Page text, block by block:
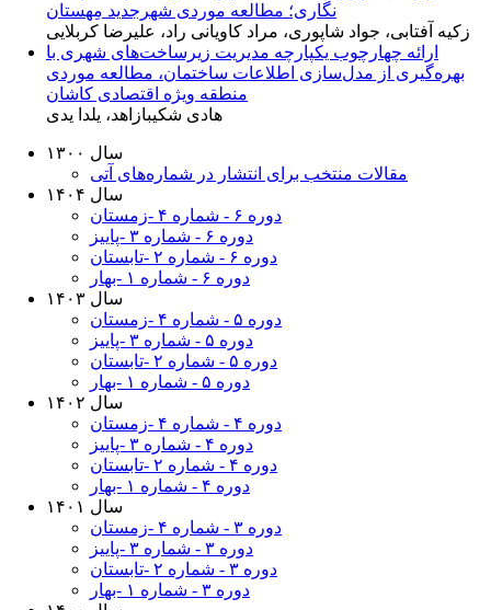
نگاری؛ مطالعه موردی شهرجدید مِهستان
زکیه آفتابی، جواد شاپوری، مراد کاویانی راد، علیرضا کربلایی
ارائه چهارچوب یکپارچه مدیریت زیرساخت‌های شهری با
بهره‌گیری از مدل‌سازی اطلاعات ساختمان، مطالعه موردی
منطقه ویژه اقتصادی کاشان
هادی شکیبازاهد، یلدا یدی
سال ۱۳۰۰
مقالات منتخب برای انتشار در شماره‌های آتی
سال ۱۴۰۴
دوره ۶ - شماره ۴ -زمستان
دوره ۶ - شماره ۳ -پاییز
دوره ۶ - شماره ۲ -تابستان
دوره ۶ - شماره ۱ -بهار
سال ۱۴۰۳
دوره ۵ - شماره ۴ -زمستان
دوره ۵ - شماره ۳ -پاییز
دوره ۵ - شماره ۲ -تابستان
دوره ۵ - شماره ۱ -بهار
سال ۱۴۰۲
دوره ۴ - شماره ۴ -زمستان
دوره ۴ - شماره ۳ -پاییز
دوره ۴ - شماره ۲ -تابستان
دوره ۴ - شماره ۱ -بهار
سال ۱۴۰۱
دوره ۳ - شماره ۴ -زمستان
دوره ۳ - شماره ۳ -پاییز
دوره ۳ - شماره ۲ -تابستان
دوره ۳ - شماره ۱ -بهار